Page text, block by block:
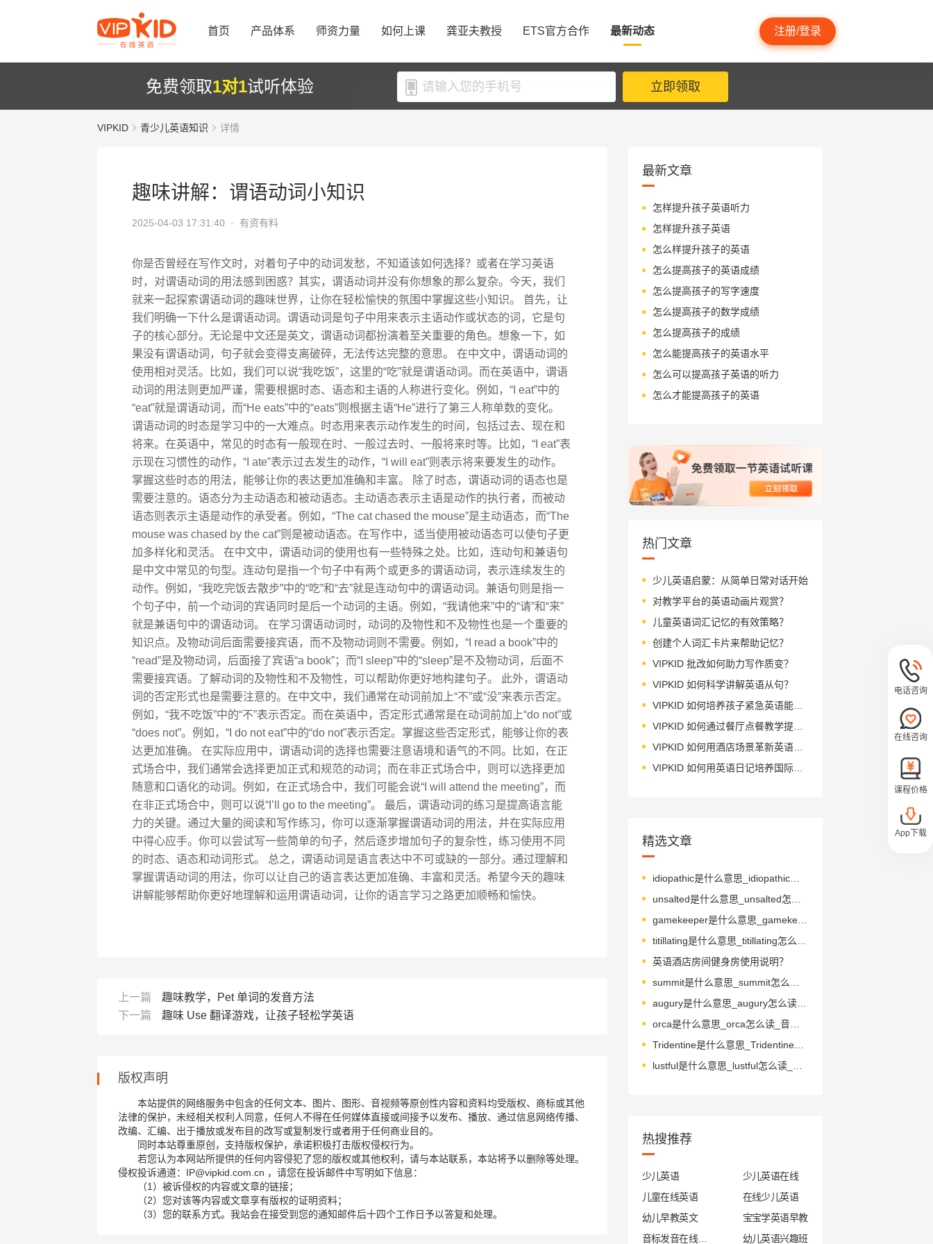
首页 产品体系 师资力量 如何上课 龚亚夫教授 ETS官方合作 最新动态 注册/登录
免费领取1对1试听体验 立即领取
VIPKID 青少儿英语知识 详情
趣味讲解：谓语动词小知识
2025-04-03 17:31:40 · 有资有料
你是否曾经在写作文时，对着句子中的动词发愁，不知道该如何选择？或者在学习英语
时，对谓语动词的用法感到困惑？其实，谓语动词并没有你想象的那么复杂。今天，我们
就来一起探索谓语动词的趣味世界，让你在轻松愉快的氛围中掌握这些小知识。 首先，让
我们明确一下什么是谓语动词。谓语动词是句子中用来表示主语动作或状态的词，它是句
子的核心部分。无论是中文还是英文，谓语动词都扮演着至关重要的角色。想象一下，如
果没有谓语动词，句子就会变得支离破碎，无法传达完整的意思。 在中文中，谓语动词的
使用相对灵活。比如，我们可以说“我吃饭”，这里的“吃”就是谓语动词。而在英语中，谓语
动词的用法则更加严谨，需要根据时态、语态和主语的人称进行变化。例如，“I eat”中的
“eat”就是谓语动词，而“He eats”中的“eats”则根据主语“He”进行了第三人称单数的变化。
谓语动词的时态是学习中的一大难点。时态用来表示动作发生的时间，包括过去、现在和
将来。在英语中，常见的时态有一般现在时、一般过去时、一般将来时等。比如，“I eat”表
示现在习惯性的动作，“I ate”表示过去发生的动作，“I will eat”则表示将来要发生的动作。
掌握这些时态的用法，能够让你的表达更加准确和丰富。 除了时态，谓语动词的语态也是
需要注意的。语态分为主动语态和被动语态。主动语态表示主语是动作的执行者，而被动
语态则表示主语是动作的承受者。例如，“The cat chased the mouse”是主动语态，而“The
mouse was chased by the cat”则是被动语态。在写作中，适当使用被动语态可以使句子更
加多样化和灵活。 在中文中，谓语动词的使用也有一些特殊之处。比如，连动句和兼语句
是中文中常见的句型。连动句是指一个句子中有两个或更多的谓语动词，表示连续发生的
动作。例如，“我吃完饭去散步”中的“吃”和“去”就是连动句中的谓语动词。兼语句则是指一
个句子中，前一个动词的宾语同时是后一个动词的主语。例如，“我请他来”中的“请”和“来”
就是兼语句中的谓语动词。 在学习谓语动词时，动词的及物性和不及物性也是一个重要的
知识点。及物动词后面需要接宾语，而不及物动词则不需要。例如，“I read a book”中的
“read”是及物动词，后面接了宾语“a book”；而“I sleep”中的“sleep”是不及物动词，后面不
需要接宾语。了解动词的及物性和不及物性，可以帮助你更好地构建句子。 此外，谓语动
词的否定形式也是需要注意的。在中文中，我们通常在动词前加上“不”或“没”来表示否定。
例如，“我不吃饭”中的“不”表示否定。而在英语中，否定形式通常是在动词前加上“do not”或
“does not”。例如，“I do not eat”中的“do not”表示否定。掌握这些否定形式，能够让你的表
达更加准确。 在实际应用中，谓语动词的选择也需要注意语境和语气的不同。比如，在正
式场合中，我们通常会选择更加正式和规范的动词；而在非正式场合中，则可以选择更加
随意和口语化的动词。例如，在正式场合中，我们可能会说“I will attend the meeting”，而
在非正式场合中，则可以说“I’ll go to the meeting”。 最后，谓语动词的练习是提高语言能
力的关键。通过大量的阅读和写作练习，你可以逐渐掌握谓语动词的用法，并在实际应用
中得心应手。你可以尝试写一些简单的句子，然后逐步增加句子的复杂性，练习使用不同
的时态、语态和动词形式。 总之，谓语动词是语言表达中不可或缺的一部分。通过理解和
掌握谓语动词的用法，你可以让自己的语言表达更加准确、丰富和灵活。希望今天的趣味
讲解能够帮助你更好地理解和运用谓语动词，让你的语言学习之路更加顺畅和愉快。
上一篇
趣味教学，Pet 单词的发音方法
下一篇
趣味 Use 翻译游戏，让孩子轻松学英语
版权声明
本站提供的网络服务中包含的任何文本、图片、图形、音视频等原创性内容和资料均受版权、商标或其他
法律的保护，未经相关权利人同意，任何人不得在任何媒体直接或间接予以发布、播放、通过信息网络传播、
改编、汇编、出于播放或发布目的改写或复制发行或者用于任何商业目的。
同时本站尊重原创，支持版权保护，承诺积极打击版权侵权行为。
若您认为本网站所提供的任何内容侵犯了您的版权或其他权利，请与本站联系，本站将予以删除等处理。
侵权投诉通道：IP@vipkid.com.cn ，请您在投诉邮件中写明如下信息：
（1）被诉侵权的内容或文章的链接；
（2）您对该等内容或文章享有版权的证明资料；
（3）您的联系方式。我站会在接受到您的通知邮件后十四个工作日予以答复和处理。
最新文章
怎样提升孩子英语听力
怎样提升孩子英语
怎么样提升孩子的英语
怎么提高孩子的英语成绩
怎么提高孩子的写字速度
怎么提高孩子的数学成绩
怎么提高孩子的成绩
怎么能提高孩子的英语水平
怎么可以提高孩子英语的听力
怎么才能提高孩子的英语
热门文章
少儿英语启蒙：从简单日常对话开始
对教学平台的英语动画片观赏？
儿童英语词汇记忆的有效策略？
创建个人词汇卡片来帮助记忆？
VIPKID 批改如何助力写作质变？
VIPKID 如何科学讲解英语从句？
VIPKID 如何培养孩子紧急英语能力？
VIPKID 如何通过餐厅点餐教学提升少儿英语应用能力？
VIPKID 如何用酒店场景革新英语教学？
VIPKID 如何用英语日记培养国际化人才？
精选文章
idiopathic是什么意思_idiopathic怎么读_音标ˌɪdɪə'pæθɪk
gamekeeper是什么意思_gamekeeper怎么读_音标ˈgeɪmki-pə(r)
英语酒店房间健身房使用说明？
augury是什么意思_augury怎么读_音标'ɔ-ɡjʊrɪ
orca是什么意思_orca怎么读_音标'ɔ-kə
Tridentine是什么意思_Tridentine怎么读_音标traɪˈdentaɪn
热搜推荐
少儿英语
少儿英语在线
儿童在线英语
在线少儿英语
幼儿早教英文
宝宝学英语早教
幼儿英语兴趣班
电话咨询
在线咨询
课程价格
App下载